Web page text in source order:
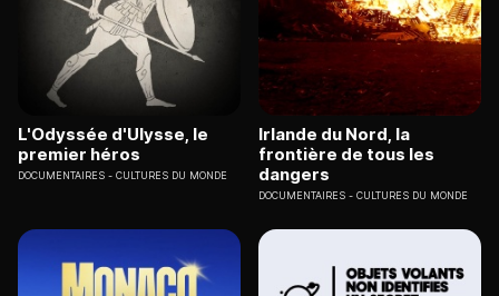
L'Odyssée d'Ulysse, le
premier héros
DOCUMENTAIRES CULTURES DU MONDE
Irlande du Nord, la
frontière de tous les
dangers
DOCUMENTAIRES CULTURES DU MONDE